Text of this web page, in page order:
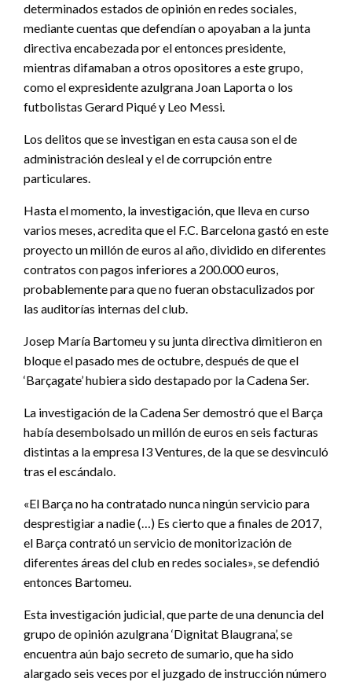
determinados estados de opinión en redes sociales,
mediante cuentas que defendían o apoyaban a la junta
directiva encabezada por el entonces presidente,
mientras difamaban a otros opositores a este grupo,
como el expresidente azulgrana Joan Laporta o los
futbolistas Gerard Piqué y Leo Messi.
Los delitos que se investigan en esta causa son el de
administración desleal y el de corrupción entre
particulares.
Hasta el momento, la investigación, que lleva en curso
varios meses, acredita que el F.C. Barcelona gastó en este
proyecto un millón de euros al año, dividido en diferentes
contratos con pagos inferiores a 200.000 euros,
probablemente para que no fueran obstaculizados por
las auditorías internas del club.
Josep María Bartomeu y su junta directiva dimitieron en
bloque el pasado mes de octubre, después de que el
‘Barçagate’ hubiera sido destapado por la Cadena Ser.
La investigación de la Cadena Ser demostró que el Barça
había desembolsado un millón de euros en seis facturas
distintas a la empresa I3 Ventures, de la que se desvinculó
tras el escándalo.
«El Barça no ha contratado nunca ningún servicio para
desprestigiar a nadie (…) Es cierto que a finales de 2017,
el Barça contrató un servicio de monitorización de
diferentes áreas del club en redes sociales», se defendió
entonces Bartomeu.
Esta investigación judicial, que parte de una denuncia del
grupo de opinión azulgrana ‘Dignitat Blaugrana’, se
encuentra aún bajo secreto de sumario, que ha sido
alargado seis veces por el juzgado de instrucción número